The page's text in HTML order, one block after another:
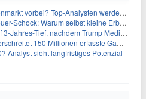
Top-Analysten werden optimistisch, aber die Geschichte sagt etwas anderes
Warum selbst kleine Erbschaften den Fiskus Millionen kosten
nachdem Trump Media zwei große Crypto.com-Deals storniert
Millionen erfasste Gaming-Ereignisse in Echtzeit-Datenpipeline
Analyst sieht langfristiges Potenzial